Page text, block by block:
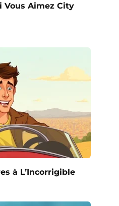
Vous Aimez City
à L’Incorrigible